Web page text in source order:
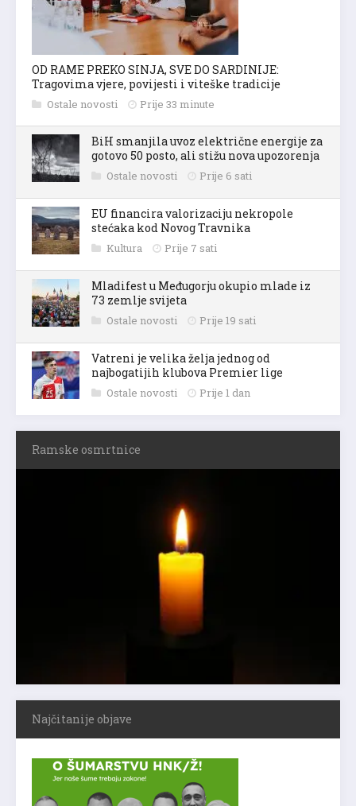
OD RAME PREKO SINJA, SVE DO SARDINIJE:
Tragovima vjere, povijesti i viteške tradicije
Ostale novosti Prije 33 minute
BiH smanjila uvoz električne energije za
gotovo 50 posto, ali stižu nova upozorenja
Ostale novosti Prije 6 sati
EU financira valorizaciju nekropole
stećaka kod Novog Travnika
Kultura Prije 7 sati
Mladifest u Međugorju okupio mlade iz
73 zemlje svijeta
Ostale novosti Prije 19 sati
Vatreni je velika želja jednog od
najbogatijih klubova Premier lige
Ostale novosti Prije 1 dan
Ramske osmrtnice
Najčitanije objave